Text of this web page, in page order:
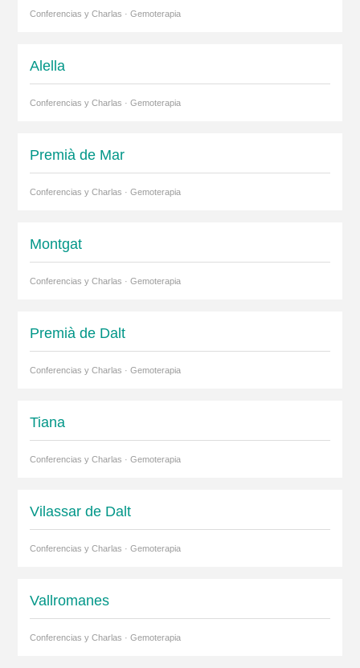
Conferencias y Charlas · Gemoterapia
Alella
Conferencias y Charlas · Gemoterapia
Premià de Mar
Conferencias y Charlas · Gemoterapia
Montgat
Conferencias y Charlas · Gemoterapia
Premià de Dalt
Conferencias y Charlas · Gemoterapia
Tiana
Conferencias y Charlas · Gemoterapia
Vilassar de Dalt
Conferencias y Charlas · Gemoterapia
Vallromanes
Conferencias y Charlas · Gemoterapia